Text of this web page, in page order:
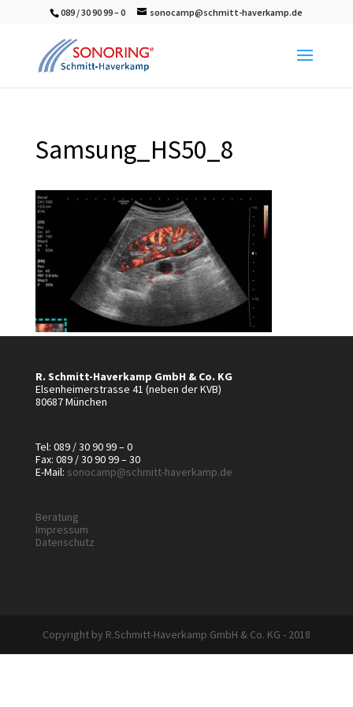
089 / 30 90 99 – 0 sonocamp@schmitt-haverkamp.de
Samsung_HS50_8
R. Schmitt-Haverkamp GmbH & Co. KG
Elsenheimerstrasse 41 (neben der KVB)
80687 München
Tel: 089 / 30 90 99 – 0
Fax: 089 / 30 90 99 – 30
E-Mail: sonocamp@schmitt-haverkamp.de
Beratung
Impressum
Datenschutz
Copyright by R.Schmitt-Haverkamp GmbH & Co. KG - 2018